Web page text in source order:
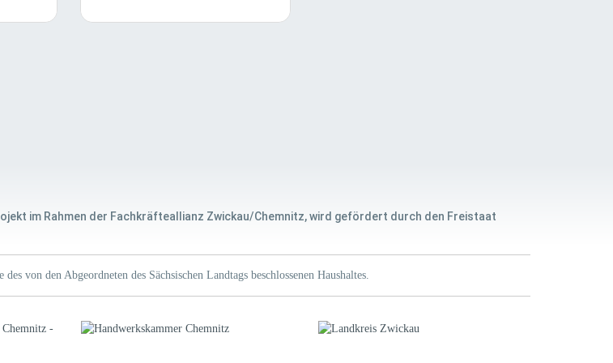
im Rahmen der Fachkräfteallianz Zwickau/Chemnitz, wird gefördert durch den Freistaat
von den Abgeordneten des Sächsischen Landtags beschlossenen Haushaltes.